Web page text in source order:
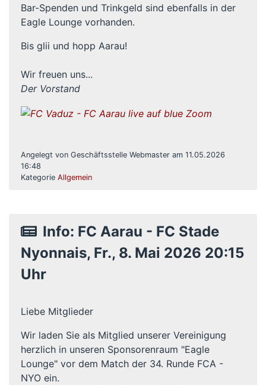
Bar-Spenden und Trinkgeld sind ebenfalls in der
Eagle Lounge vorhanden.
Bis glii und hopp Aarau!
Wir freuen uns...
Der Vorstand
Angelegt von Geschäftsstelle Webmaster am 11.05.2026
16:48
Kategorie Allgemein
Info: FC Aarau - FC Stade
Nyonnais, Fr., 8. Mai 2026 20:15
Uhr
Liebe Mitglieder
Wir laden Sie als Mitglied unserer Vereinigung
herzlich in unseren Sponsorenraum "Eagle
Lounge" vor dem Match der 34. Runde FCA -
NYO ein.